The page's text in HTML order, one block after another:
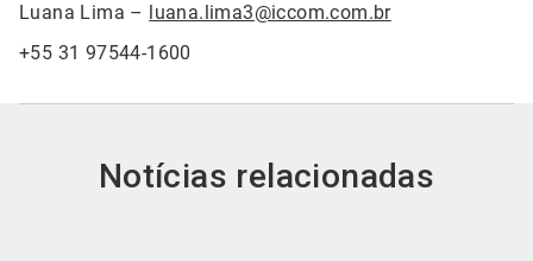
Luana Lima – luana.lima3@iccom.com.br
+55 31 97544-1600
Notícias relacionadas